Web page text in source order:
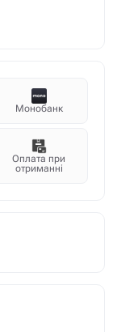
Монобанк
Оплата при
отриманні